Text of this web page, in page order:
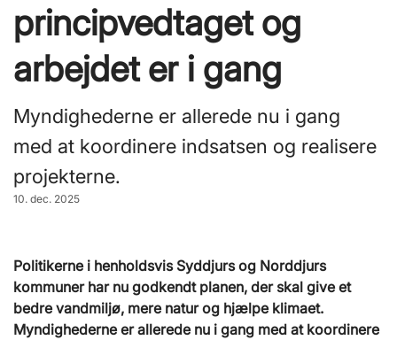
principvedtaget og
arbejdet er i gang
Myndighederne er allerede nu i gang
med at koordinere indsatsen og realisere
projekterne.
10. dec. 2025
Politikerne i henholdsvis Syddjurs og Norddjurs
kommuner har nu godkendt planen, der skal give et
bedre vandmiljø, mere natur og hjælpe klimaet.
Myndighederne er allerede nu i gang med at koordinere